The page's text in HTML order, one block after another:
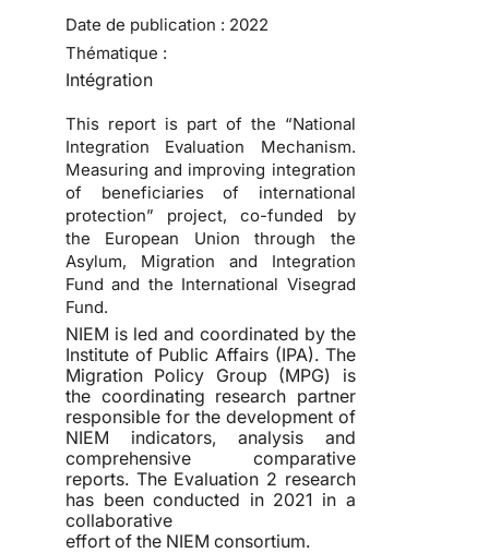
Date de publication : 2022
Thématique :
Intégration
This report is part of the “National
Integration Evaluation Mechanism.
Measuring and improving integration
of beneficiaries of international
protection” project, co-funded by
the European Union through the
Asylum, Migration and Integration
Fund and the International Visegrad
Fund.
NIEM is led and coordinated by the
Institute of Public Affairs (IPA). The
Migration Policy Group (MPG) is
the coordinating research partner
responsible for the development of
NIEM indicators, analysis and
comprehensive comparative
reports. The Evaluation 2 research
has been conducted in 2021 in a
collaborative
effort of the NIEM consortium.